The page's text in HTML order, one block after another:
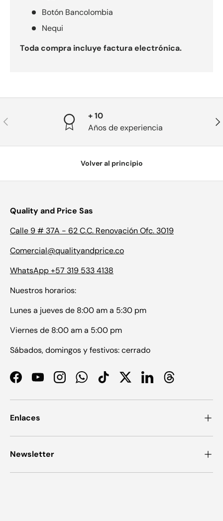
Botón Bancolombia
Nequi
Toda compra incluye factura electrónica.
Anterior
+ 10
Años de experiencia
Volver al principio
Quality and Price Sas
Calle 9 # 37A - 62 C.C. Renovación Ofc. 3019
Comercial@qualityandprice.co
WhatsApp +57 319 533 4138
Nuestros horarios:
Lunes a jueves de 8:00 am a 5:30 pm
Viernes de 8:00 am a 5:00 pm
Sábados, domingos y festivos: cerrado
FacebookYouTubeInstagramWhatsAppTikTokTwitterLinkedInThreads
Enlaces
Newsletter